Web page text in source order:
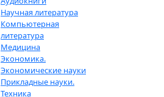
Научная литература
Компьютерная
литература
Медицина
Экономика.
Экономические науки
Прикладные науки.
Техника